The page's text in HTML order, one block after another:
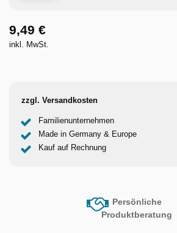
9,49 €
inkl. MwSt.
zzgl. Versandkosten
Familienunternehmen
Made in Germany & Europe
Kauf auf Rechnung
Persönliche
Produktberatung